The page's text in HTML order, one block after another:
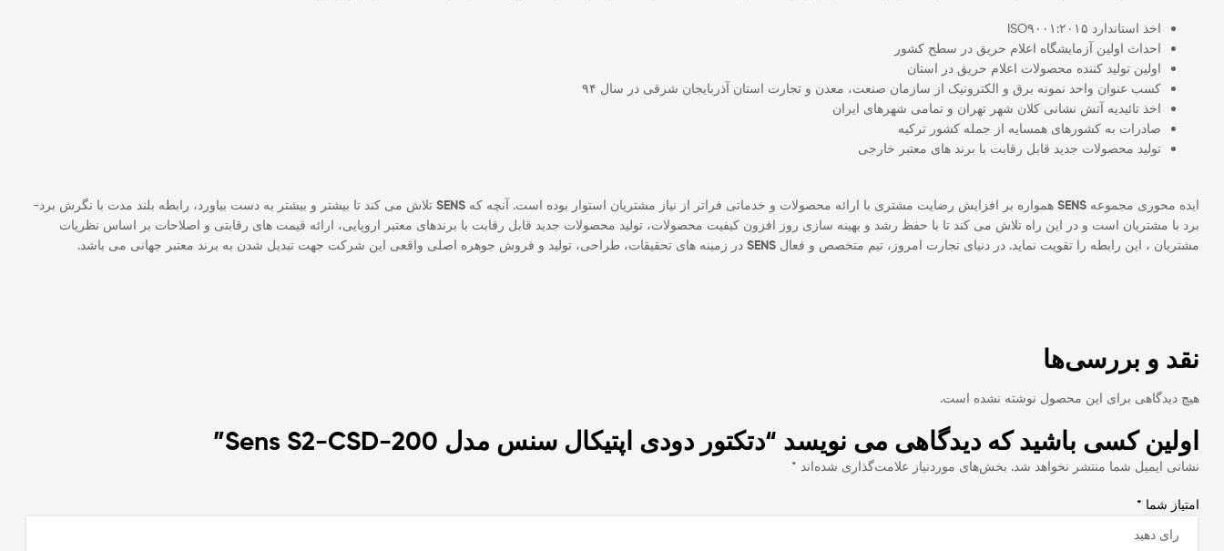
اخذ استاندارد ISO۹۰۰۱:۲۰۱۵
احداث اولین آزمایشگاه اعلام حریق در سطح کشور
اولین تولید کننده محصولات اعلام حریق در استان
کسب عنوان واحد نمونه برق و الکترونیک از سازمان صنعت، معدن و تجارت استان آذربایجان شرقی در سال ۹۴
اخذ تائیدیه آتش نشانی کلان شهر تهران و تمامی شهرهای ایران
صادرات به کشورهای همسایه از جمله کشور ترکیه
تولید محصولات جدید قابل رقابت با برند های معتبر خارجی
ایده محوری مجموعه SENS همواره بر افزایش رضایت مشتری با ارائه محصولات و خدماتی فراتر از نیاز مشتریان استوار بوده است. آنچه که SENS تلاش می کند تا بیشتر و بیشتر به دست بیاورد، رابطه بلند مدت با نگرش برد-
برد با مشتریان است و در این راه تلاش می کند تا با حفظ رشد و بهینه سازی روز افزون کیفیت محصولات، تولید محصولات جدید قابل رقابت با برندهای معتبر اروپایی، ارائه قیمت های رقابتی و اصلاحات بر اساس نظریات
مشتریان ، این رابطه را تقویت نماید. در دنیای تجارت امروز، تیم متخصص و فعال SENS در زمینه های تحقیقات، طراحی، تولید و فروش جوهره اصلی واقعی این شرکت جهت تبدیل شدن به برند معتبر جهانی می باشد.
نقد و بررسی‌ها
هیچ دیدگاهی برای این محصول نوشته نشده است.
اولین کسی باشید که دیدگاهی می نویسد “دتکتور دودی اپتیکال سنس مدل Sens S2-CSD-200”
نشانی ایمیل شما منتشر نخواهد شد. بخش‌های موردنیاز علامت‌گذاری شده‌اند *
امتیاز شما *